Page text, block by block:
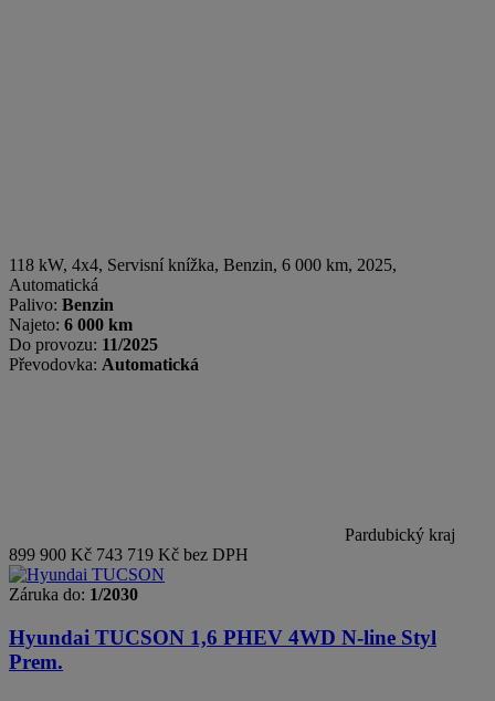
118 kW, 4x4, Servisní knížka, Benzin, 6 000 km, 2025,
Automatická
Palivo: Benzin
Najeto: 6 000 km
Do provozu: 11/2025
Převodovka: Automatická
Pardubický kraj
899 900 Kč 743 719 Kč bez DPH
Záruka do: 1/2030
Hyundai TUCSON 1,6 PHEV 4WD N-line Styl
Prem.